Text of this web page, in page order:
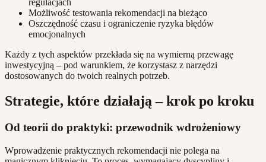
regulacjach
Możliwość testowania rekomendacji na bieżąco
Oszczędność czasu i ograniczenie ryzyka błędów
emocjonalnych
Każdy z tych aspektów przekłada się na wymierną przewagę
inwestycyjną – pod warunkiem, że korzystasz z narzędzi
dostosowanych do twoich realnych potrzeb.
Strategie, które działają – krok po kroku
Od teorii do praktyki: przewodnik wdrożeniowy
Wprowadzenie praktycznych rekomendacji nie polega na